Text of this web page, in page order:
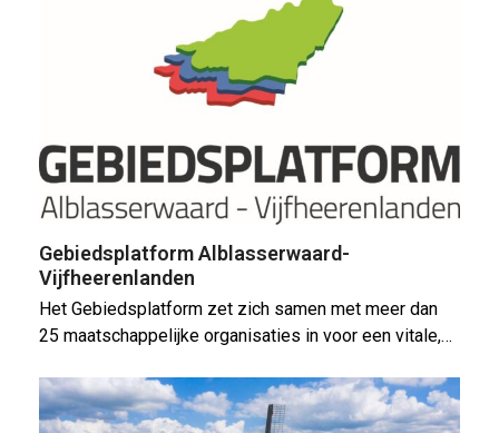
Gebiedsplatform Alblasserwaard-
Vijfheerenlanden
Het Gebiedsplatform zet zich samen met meer dan
25 maatschappelijke organisaties in voor een vitale,…